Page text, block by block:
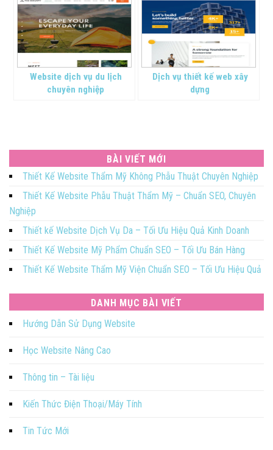
Website dịch vụ du lịch
chuyên nghiệp
Dịch vụ thiết kế web xây
dựng
BÀI VIẾT MỚI
Thiết Kế Website Thẩm Mỹ Không Phẫu Thuật Chuyên Nghiệp
Thiết Kế Website Phẫu Thuật Thẩm Mỹ – Chuẩn SEO, Chuyên
Nghiệp
Thiết kế Website Dịch Vụ Da – Tối Ưu Hiệu Quả Kinh Doanh
Thiết Kế Website Mỹ Phẩm Chuẩn SEO – Tối Ưu Bán Hàng
Thiết Kế Website Thẩm Mỹ Viện Chuẩn SEO – Tối Ưu Hiệu Quả
DANH MỤC BÀI VIẾT
Hướng Dẫn Sử Dụng Website
Học Website Nâng Cao
Thông tin – Tài liệu
Kiến Thức Điện Thoại/Máy Tính
Tin Tức Mới